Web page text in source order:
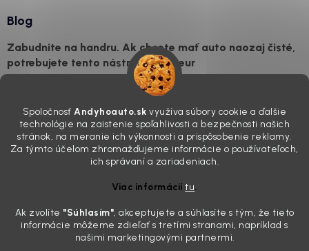
Spoločnosť Andyhoauto.sk využíva súbory cookie a ďalšie
technológie na zaistenie spoľahlivosti a bezpečnosti našich
stránok, na meranie ich výkonnosti a prispôsobenie reklamy.
Za týmto účelom zhromažďujeme informácie o používateľoch,
ich správaní a zariadeniach.
Viac informáciítu.
Ak zvolíte "Súhlasím", akceptujete a súhlasíte s tým, že tieto
informácie môžeme zdieľať s tretími stranami, napríklad s
našimi marketingovými partnermi.
Blog
Zabudnite na handru. Ak chcete mať auto naozaj čisté,
potrebujete tento nástroj za pár eur
„upratanom“ aute, no pri pohľade na palubnú dosku vás ide poraziť. V
mriežkach ventilácie, okolo tlačidiel a v švíkoch sedačiek na vás stále
drzo pozerá prach. Handra ani vysávač tam jednodu...
Detailing nemusí stáť výplatu: 5 kúskov autokozmetiky,
Sobotné ráno, káva v ruke a pred vami zaprášená kapota. Pre
niekoho nuda, pre nás najlepší relax. Lenže keď si v košíku spočítate
všetky tie fľaštičky, šampóny a utierky, výsledná suma vie poriadne